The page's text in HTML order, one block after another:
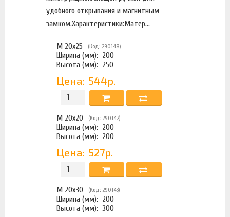
удобного открывания и магнитным
замком.Характеристики:Матер...
М 20х25 (Код: 290148)
Ширина (мм): 200
Высота (мм): 250
Цена: 544р.
М 20х20 (Код: 290142)
Ширина (мм): 200
Высота (мм): 200
Цена: 527р.
М 20х30 (Код: 290143)
Ширина (мм): 200
Высота (мм): 300